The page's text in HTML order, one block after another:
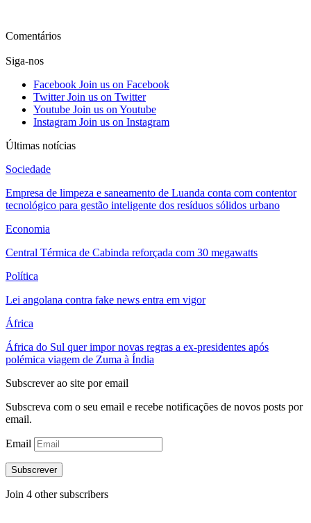
Comentários
Siga-nos
Facebook Join us on Facebook
Twitter Join us on Twitter
Youtube Join us on Youtube
Instagram Join us on Instagram
Últimas notícias
Sociedade
Empresa de limpeza e saneamento de Luanda conta com contentor
tecnológico para gestão inteligente dos resíduos sólidos urbano
Economia
Central Térmica de Cabinda reforçada com 30 megawatts
Política
Lei angolana contra fake news entra em vigor
África
África do Sul quer impor novas regras a ex-presidentes após
polémica viagem de Zuma à Índia
Subscrever ao site por email
Subscreva com o seu email e recebe notificações de novos posts por
email.
Email
Subscrever
Join 4 other subscribers